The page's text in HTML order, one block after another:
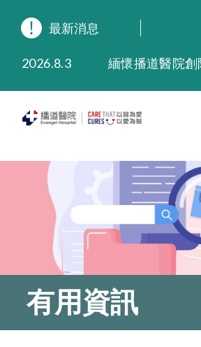
最新消息
2026.8.3
2025.9.23
2025.7.21
有用資訊